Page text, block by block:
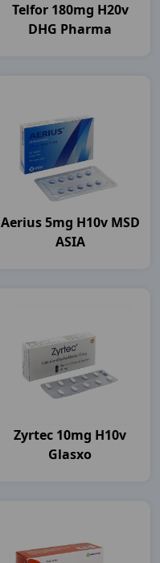
Telfor 180mg H20v
DHG Pharma
Aerius 5mg H10v MSD
ASIA
Zyrtec 10mg H10v
Glasxo